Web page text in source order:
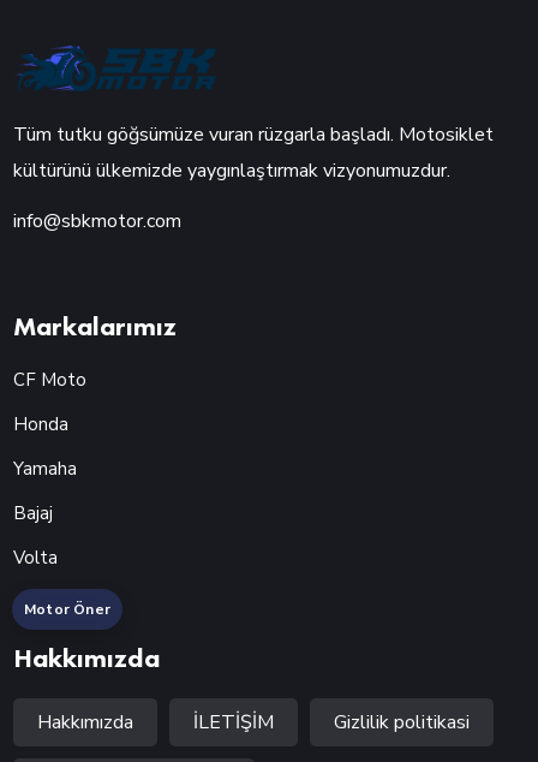
Tüm tutku göğsümüze vuran rüzgarla başladı. Motosiklet
kültürünü ülkemizde yaygınlaştırmak vizyonumuzdur.
info@sbkmotor.com
Markalarımız
CF Moto
Honda
Yamaha
Bajaj
Volta
Hakkımızda
Hakkımızda İLETİŞİM Gizlilik politikasi
Motor Öner